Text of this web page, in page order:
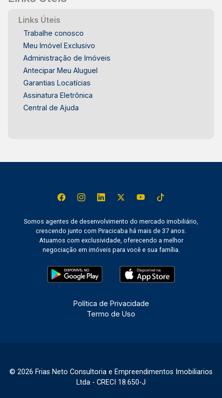
Links Úteis
Trabalhe conosco
Meu Imóvel Exclusivo
Administração de Imóveis
Antecipar Meu Aluguel
Garantias Locatícias
Assinatura Eletrônica
Central de Ajuda
Somos agentes de desenvolvimento do mercado imobiliário,
crescendo junto com Piracicaba há mais de 37 anos.
Atuamos com exclusividade, oferecendo a melhor
negociação em imóveis para você e sua família.
Política de Privacidade
Termo de Uso
© 2026 Frias Neto Consultoria e Empreendimentos Imobiliarios
Ltda - CRECI 18.650-J